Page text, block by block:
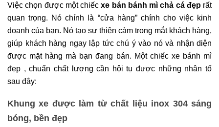
Việc chọn được một chiếcxe bán bánh mì chả cá đẹprất
quan trọng. Nó chính là “cửa hàng” chính cho việc kinh
doanh của bạn. Nó tạo sự thiện cảm trong mắt khách hàng,
giúp khách hàng ngay lập tức chú ý vào nó và nhận diện
được mặt hàng mà bạn đang bán. Một chiếc xe bánh mì
đẹp , chuẩn chất lượng cần hội tụ được những nhân tố
sau đây:
Khung xe được làm từ chất liệu inox 304 sáng
bóng, bền đẹp